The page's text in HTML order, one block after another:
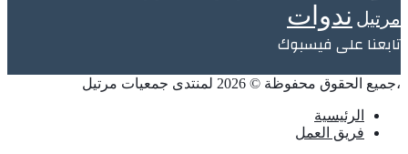
مرتيل ندوات
تابعنا على فيسبوك
،جميع الحقوق محفوظة © 2026 لمنتدى جمعيات مرتيل
الرئيسية
فريق العمل